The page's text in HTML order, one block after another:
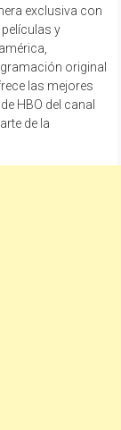
exclusiva con
y
original
las mejores
HBO del canal
de la